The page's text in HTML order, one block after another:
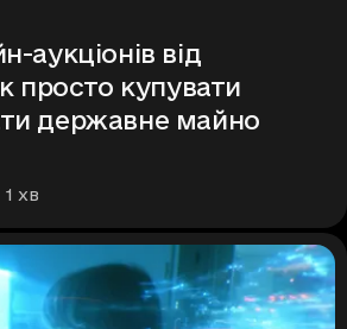
аукціонів від
просто купувати
державне майно
1 хв